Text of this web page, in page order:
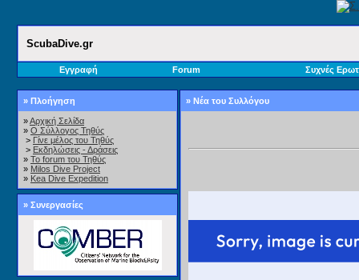
ScubaDive.gr
Εγγραφή Forum Συχνές
» Πλοήγηση
»Αρχική Σελίδα
» Ο Σύλλογος Τηθύς
> Γίνε μέλος του Τηθύς
> Εκδηλώσεις - Δράσεις
» Το forum του Τηθύς
» Milos Dive Project
» Kea Dive Expedition
» Συνεργασίες
» Νέα του Συλλόγου